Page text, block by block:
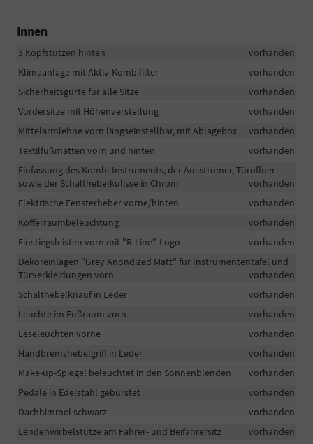
Innen
3 Kopfstützen hinten
vorhanden
Klimaanlage mit Aktiv-Kombifilter
vorhanden
Sicherheitsgurte für alle Sitze
vorhanden
Vordersitze mit Höhenverstellung
vorhanden
Mittelarmlehne vorn längseinstellbar, mit Ablagebox
vorhanden
Textilfußmatten vorn und hinten
vorhanden
Einfassung des Kombi-Instruments, der Ausströmer, Türöffner
sowie der Schalthebelkulisse in Chrom
vorhanden
Elektrische Fensterheber vorne/hinten
vorhanden
Kofferraumbeleuchtung
vorhanden
Einstiegsleisten vorn mit "R-Line"-Logo
vorhanden
Dekoreinlagen "Grey Anondized Matt" für Instrumententafel und
Türverkleidungen vorn
vorhanden
Schalthebelknauf in Leder
vorhanden
Leuchte im Fußraum vorn
vorhanden
Leseleuchten vorne
vorhanden
Handbremshebelgriff in Leder
vorhanden
Make-up-Spiegel beleuchtet in den Sonnenblenden
vorhanden
Pedale in Edelstahl gebürstet
vorhanden
Dachhimmel schwarz
vorhanden
Lendenwirbelstütze am Fahrer- und Beifahrersitz
vorhanden